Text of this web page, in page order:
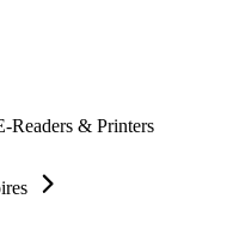
Readers & Printers